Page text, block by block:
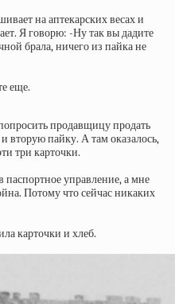
на аптекарских весах и
Я говорю: -Ну так вы дадите
брала, ничего из пайка не
еще.
продавщицу продать
вторую пайку. А там оказалось,
три карточки.
управление, а мне
Потому что сейчас никаких
карточки и хлеб.